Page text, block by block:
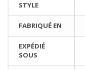
STYLE
FABRIQUÉ EN
EXPÉDIÉ
SOUS